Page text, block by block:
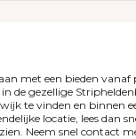
met een bieden vanaf
de gezellige
te vinden en binnen
locatie, lees dan
Neem snel contact